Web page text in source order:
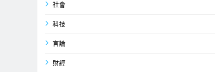
社會
科技
言論
財經